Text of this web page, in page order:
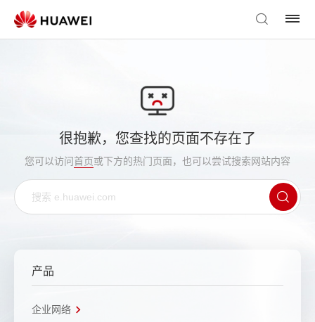
很抱歉，您查找的页面不存在了
您可以访问首页或下方的热门页面，也可以尝试搜索网站内容
产品
企业网络